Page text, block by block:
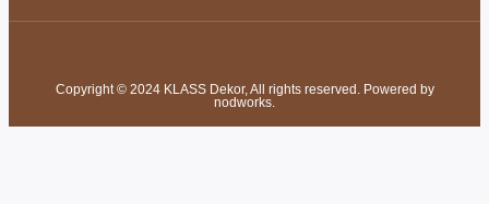
Copyright © 2024 KLASS Dekor, All rights reserved. Powered by
nodworks.